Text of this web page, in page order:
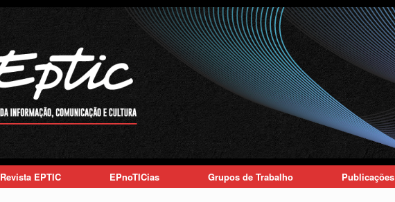
Revista EPTIC EPnoTICias Grupos de Trabalho Publicações